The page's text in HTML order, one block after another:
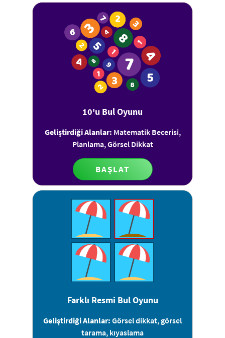
10'u Bul Oyunu
Geliştirdiği Alanlar: Matematik Becerisi,
Planlama, Görsel Dikkat
BAŞLAT
Farklı Resmi Bul Oyunu
Geliştirdiği Alanlar: Görsel dikkat, görsel
tarama, kıyaslama